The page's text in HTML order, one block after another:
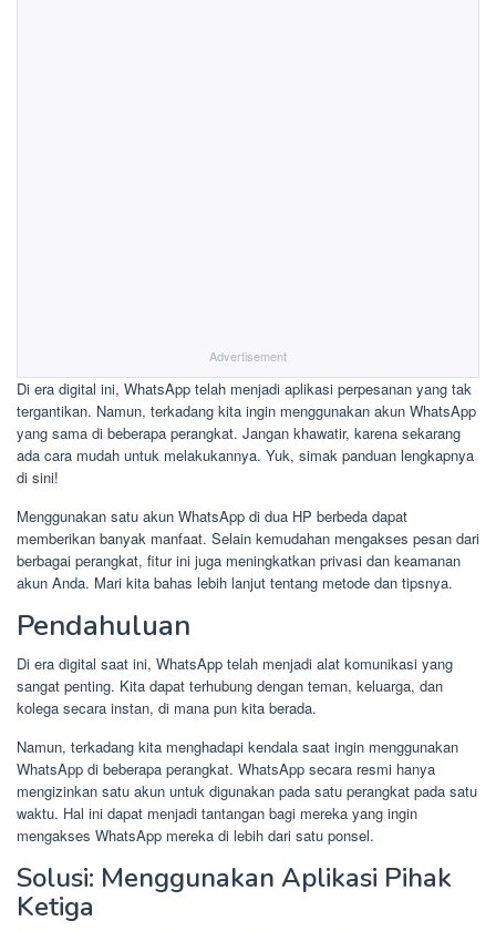
Advertisement
Di era digital ini, WhatsApp telah menjadi aplikasi perpesanan yang tak
tergantikan. Namun, terkadang kita ingin menggunakan akun WhatsApp
yang sama di beberapa perangkat. Jangan khawatir, karena sekarang
ada cara mudah untuk melakukannya. Yuk, simak panduan lengkapnya
di sini!
Menggunakan satu akun WhatsApp di dua HP berbeda dapat
memberikan banyak manfaat. Selain kemudahan mengakses pesan dari
berbagai perangkat, fitur ini juga meningkatkan privasi dan keamanan
akun Anda. Mari kita bahas lebih lanjut tentang metode dan tipsnya.
Pendahuluan
Di era digital saat ini, WhatsApp telah menjadi alat komunikasi yang
sangat penting. Kita dapat terhubung dengan teman, keluarga, dan
kolega secara instan, di mana pun kita berada.
Namun, terkadang kita menghadapi kendala saat ingin menggunakan
WhatsApp di beberapa perangkat. WhatsApp secara resmi hanya
mengizinkan satu akun untuk digunakan pada satu perangkat pada satu
waktu. Hal ini dapat menjadi tantangan bagi mereka yang ingin
mengakses WhatsApp mereka di lebih dari satu ponsel.
Solusi: Menggunakan Aplikasi Pihak
Ketiga